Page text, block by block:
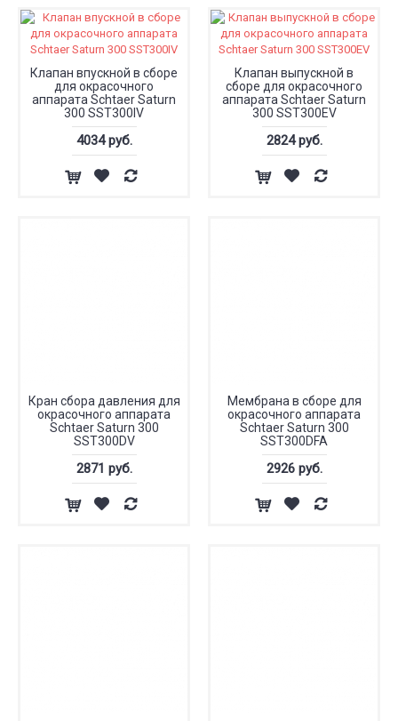
Клапан впускной в сборе
для окрасочного
аппарата Schtaer Saturn
300 SST300IV
4034 руб.
Клапан выпускной в
сборе для окрасочного
аппарата Schtaer Saturn
300 SST300EV
2824 руб.
Кран сбора давления для
окрасочного аппарата
Schtaer Saturn 300
SST300DV
2871 руб.
Мембрана в сборе для
окрасочного аппарата
Schtaer Saturn 300
SST300DFA
2926 руб.